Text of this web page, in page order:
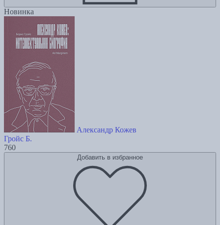
Новинка
Александр Кожев
Гройс Б.
760
Добавить в избранное